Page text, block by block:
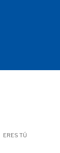
ERES TÚ